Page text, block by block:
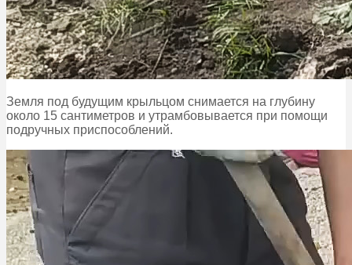
Земля под будущим крыльцом снимается на глубину
около 15 сантиметров и утрамбовывается при помощи
подручных приспособлений.